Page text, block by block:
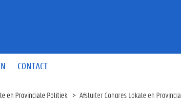
CONTACT
en Provinciale Politiek Afsluiter Congres Lokale en